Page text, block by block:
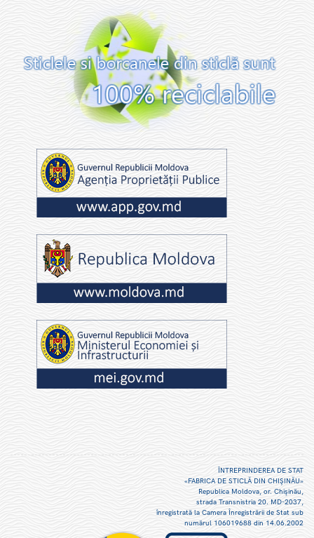
ÎNTREPRINDEREA DE STAT
«FABRICA DE STICLĂ DIN CHIŞINĂU»
Republica Moldova, or. Chişinău,
strada Transnistria 20. MD-2037,
înregistrată la Camera Înregistrării de Stat sub
numărul 106019688 din 14.06.2002